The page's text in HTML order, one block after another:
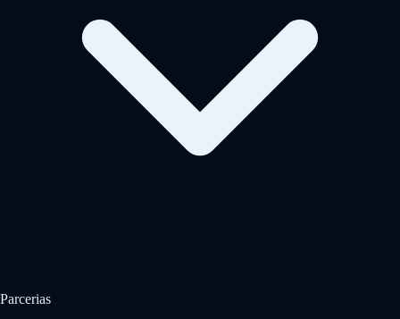
Parcerias